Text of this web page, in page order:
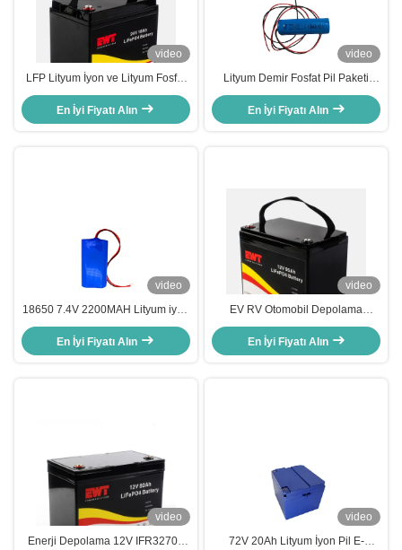
video
LFP Lityum İyon ve Lityum Fosfat
Paketi 24V 18Ah Lityum Demir Pil
En İyi Fiyatı Alın
video
Lityum Demir Fosfat Pil Paketi
ICR14430 3.7V 600MAH
14.6V±0.2V Şarj Gerilimi Lityum
İyon Pil Paketi
En İyi Fiyatı Alın
video
18650 7.4V 2200MAH Lityum iyon
Pil Paketi (BMS/PCM ile)
En İyi Fiyatı Alın
video
EV RV Otomobil Depolama
Yeniden şarj edilebilir 12V Lityum
iyon LFP LiFePO4 Pil 12.8V 95Ah
Lityum Demir Fosfat Pil
En İyi Fiyatı Alın
video
Enerji Depolama 12V IFR32700
video
72V 20Ah Lityum İyon Pil E-